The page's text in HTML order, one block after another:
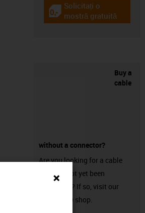
igus-icon-gratismuster
Solicitați o
mostră gratuită
Buy a
cable
without a connector?
Are you looking for a cable
that has not yet been
harnessed? If so, visit our
chainflex® shop.